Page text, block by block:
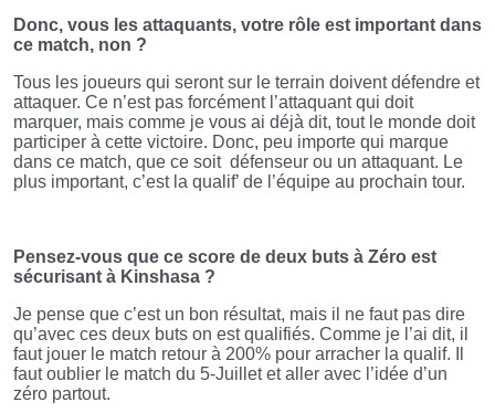
Donc, vous les attaquants, votre rôle est important dans
ce match, non ?
Tous les joueurs qui seront sur le terrain doivent défendre et
attaquer. Ce n’est pas forcément l’attaquant qui doit
marquer, mais comme je vous ai déjà dit, tout le monde doit
participer à cette victoire. Donc, peu importe qui marque
dans ce match, que ce soit défenseur ou un attaquant. Le
plus important, c’est la qualif’ de l’équipe au prochain tour.
Pensez-vous que ce score de deux buts à Zéro est
sécurisant à Kinshasa ?
Je pense que c’est un bon résultat, mais il ne faut pas dire
qu’avec ces deux buts on est qualifiés. Comme je l’ai dit, il
faut jouer le match retour à 200% pour arracher la qualif. Il
faut oublier le match du 5-Juillet et aller avec l’idée d’un
zéro partout.